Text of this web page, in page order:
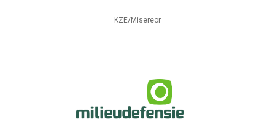
KZE/Misereor